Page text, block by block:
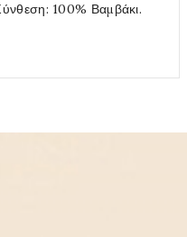
100% Βαμβάκι.